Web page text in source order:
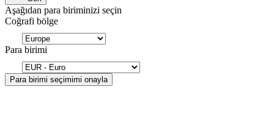
Aşağıdan para biriminizi seçin
Coğrafi bölge
Para birimi
Para birimi seçimimi onayla